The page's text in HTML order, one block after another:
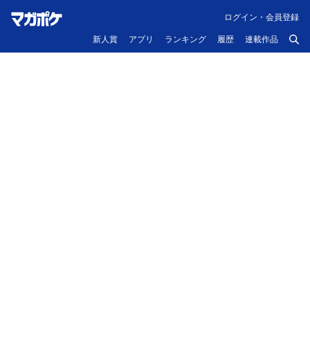
新人賞 アプリ ランキング 履歴 連載作品
ログイン・会員登録